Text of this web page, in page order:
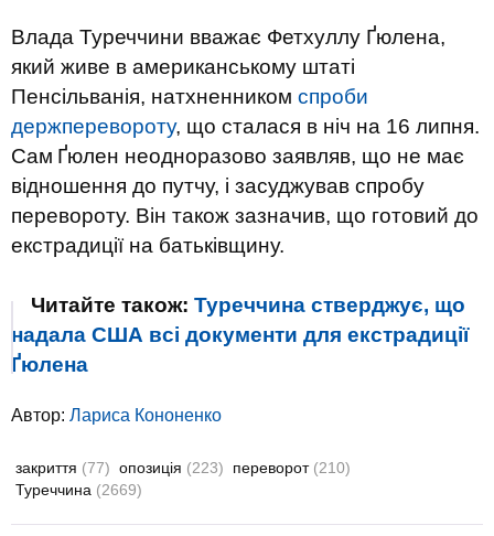
Влада Туреччини вважає Фетхуллу Ґюлена,
який живе в американському штаті
Пенсільванія, натхненником спроби
держперевороту, що сталася в ніч на 16 липня.
Сам Ґюлен неодноразово заявляв, що не має
відношення до путчу, і засуджував спробу
перевороту. Він також зазначив, що готовий до
екстрадиції на батьківщину.
Читайте також: Туреччина стверджує, що
надала США всі документи для екстрадиції
Ґюлена
Автор: Лариса Кононенко
закриття (77) опозиція (223) переворот (210)
Туреччина (2669)